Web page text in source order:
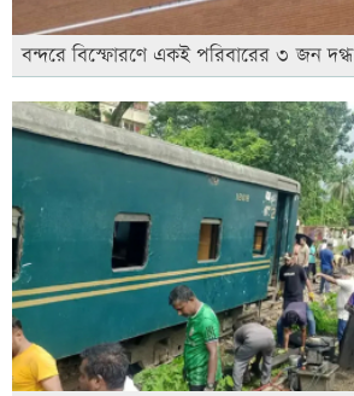
বন্দরে বিস্ফোরণে একই পরিবারের ৩ জন দগ্ধ